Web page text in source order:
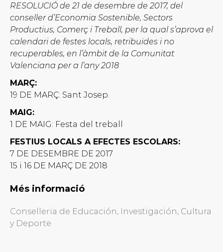
RESOLUCIÓ de 21 de desembre de 2017, del
conseller d’Economia Sostenible, Sectors
Productius, Comerç i Treball, per la qual s’aprova el
calendari de festes locals, retribuïdes i no
recuperables, en l’àmbit de la Comunitat
Valenciana per a l’any 2018
MARÇ:
19 DE MARÇ: Sant Josep.
MAIG:
1 DE MAIG: Festa del treball
FESTIUS LOCALS A EFECTES ESCOLARS:
7 DE DESEMBRE DE 2017
15 i 16 DE MARÇ DE 2018
Més informació
Conselleria de Educación, Investigación, Cultura
y Deporte